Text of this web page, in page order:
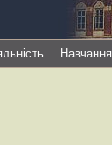
Навчання